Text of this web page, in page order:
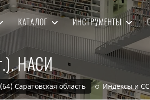
КАТАЛОГ ИНСТРУМЕНТЫ
НАСИ
(64) Саратовская область Индексы и